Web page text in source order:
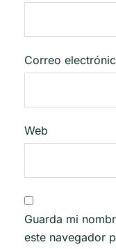
Correo
Web
Guarda mi
este navegador